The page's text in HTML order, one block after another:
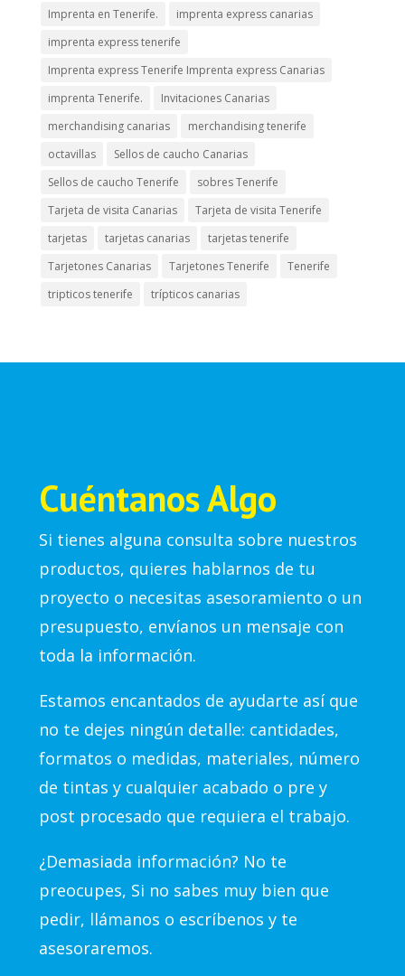
Imprenta en Tenerife.
imprenta express canarias
imprenta express tenerife
Imprenta express Tenerife Imprenta express Canarias
imprenta Tenerife.
Invitaciones Canarias
merchandising canarias
merchandising tenerife
octavillas
Sellos de caucho Canarias
Sellos de caucho Tenerife
sobres Tenerife
Tarjeta de visita Canarias
Tarjeta de visita Tenerife
tarjetas
tarjetas canarias
tarjetas tenerife
Tarjetones Canarias
Tarjetones Tenerife
Tenerife
tripticos tenerife
trípticos canarias
Cuéntanos Algo
Si tienes alguna consulta sobre nuestros
productos, quieres hablarnos de tu
proyecto o necesitas asesoramiento o un
presupuesto, envíanos un mensaje con
toda la información.
Estamos encantados de ayudarte así que
no te dejes ningún detalle: cantidades,
formatos o medidas, materiales, número
de tintas y cualquier acabado o pre y
post procesado que requiera el trabajo.
¿Demasiada información? No te
preocupes, Si no sabes muy bien que
pedir, llámanos o escríbenos y te
asesoraremos.